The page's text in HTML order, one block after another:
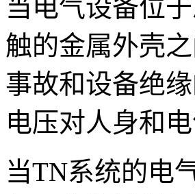
当电气设备位
触的金属外壳
事故和设备绝
电压对人身和
当TN系统的电